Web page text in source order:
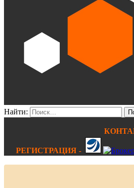
Найти:
РЕГИСТРАЦИЯ -